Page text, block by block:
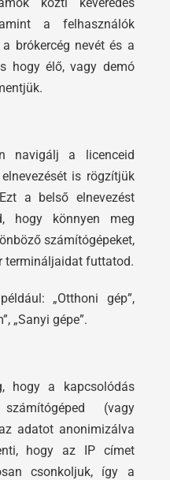
a felhasználók
brókercég nevét és a
hogy élő, vagy demó
navigálj a licenceid
is rögzítjük
a belső elnevezést
hogy könnyen meg
számítógépeket,
termináljaidat futtatod.
„Otthoni gép”,
„Sanyi gépe”.
hogy a kapcsolódás
(vagy
adatot anonimizálva
hogy az IP címet
csonkoljuk, így a